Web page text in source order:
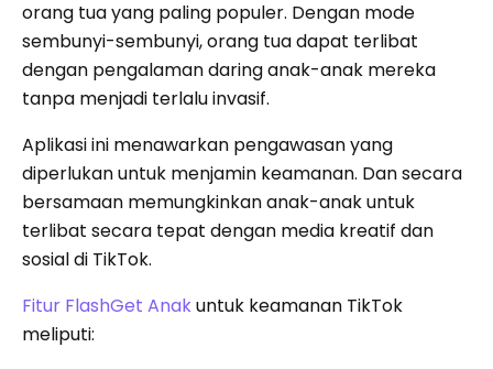
orang tua yang paling populer. Dengan mode
sembunyi-sembunyi, orang tua dapat terlibat
dengan pengalaman daring anak-anak mereka
tanpa menjadi terlalu invasif.
Aplikasi ini menawarkan pengawasan yang
diperlukan untuk menjamin keamanan. Dan secara
bersamaan memungkinkan anak-anak untuk
terlibat secara tepat dengan media kreatif dan
sosial di TikTok.
Fitur FlashGet Anakuntuk keamanan TikTok
meliputi: